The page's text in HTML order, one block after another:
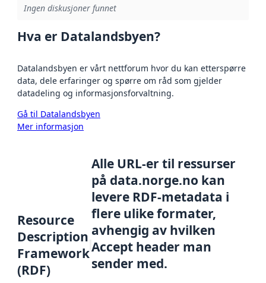
Ingen diskusjoner funnet
Hva er Datalandsbyen?
Datalandsbyen er vårt nettforum hvor du kan etterspørre
data, dele erfaringer og spørre om råd som gjelder
datadeling og informasjonsforvaltning.
Gå til Datalandsbyen
Mer informasjon
Resource
Description
Framework
(RDF)
Alle URL-er til ressurser
på data.norge.no kan
levere RDF-metadata i
flere ulike formater,
avhengig av hvilken
Accept header man
sender med.